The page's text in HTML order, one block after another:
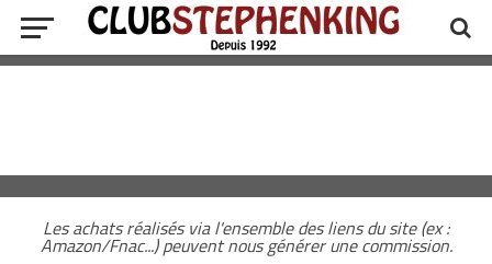
Les achats réalisés via l'ensemble des liens du site (ex :
Amazon/Fnac...) peuvent nous générer une commission.